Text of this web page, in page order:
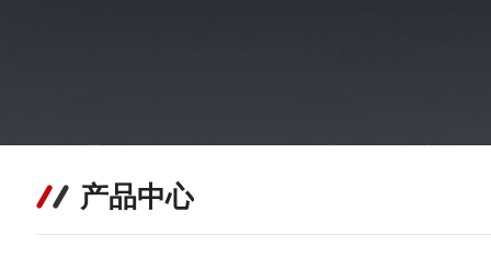
产品中心